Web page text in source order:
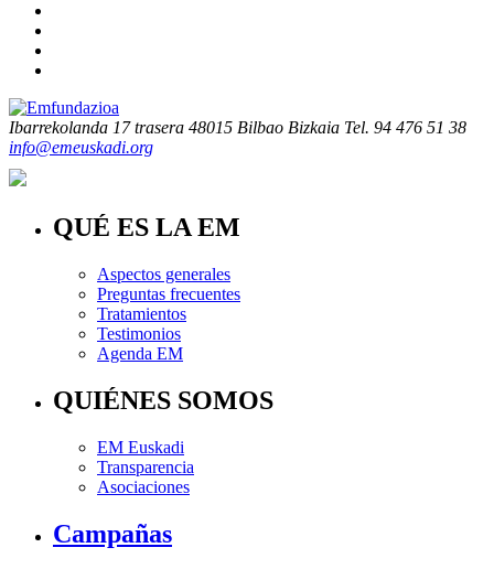
Ibarrekolanda 17 trasera 48015 Bilbao Bizkaia Tel. 94 476 51 38
info@emeuskadi.org
QUÉ ES LA EM
Aspectos generales
Preguntas frecuentes
Tratamientos
Testimonios
Agenda EM
QUIÉNES SOMOS
EM Euskadi
Transparencia
Asociaciones
Campañas